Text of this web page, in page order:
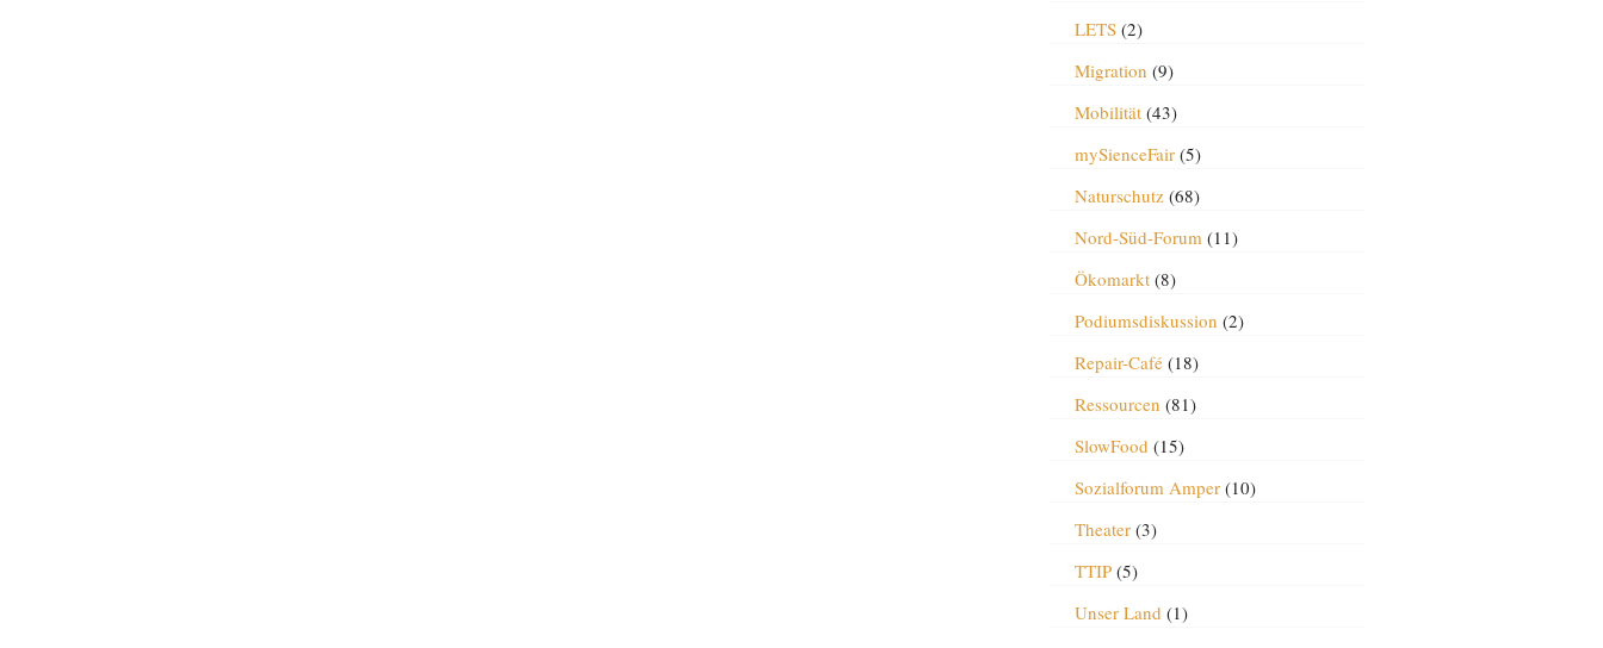
LETS(2)
Migration (9)
Mobilität(43)
mySienceFair(5)
Naturschutz(68)
Nord-Süd-Forum(11)
Ökomarkt(8)
Podiumsdiskussion (2)
Repair-Café(18)
Ressourcen (81)
SlowFood (15)
Sozialforum Amper(10)
Theater(3)
TTIP(5)
Unser Land (1)